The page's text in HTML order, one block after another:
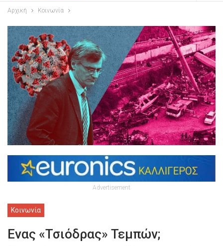
Αρχική Κοινωνία
Advertisement
Κοινωνία
Ενας «Τσιόδρας» Τεμπών;